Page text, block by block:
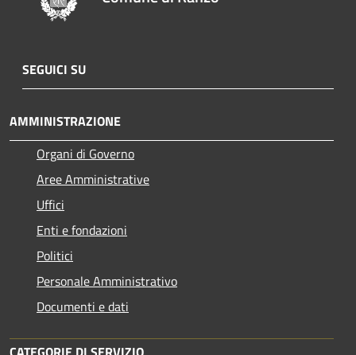
SEGUICI SU
AMMINISTRAZIONE
Organi di Governo
Aree Amministrative
Uffici
Enti e fondazioni
Politici
Personale Amministrativo
Documenti e dati